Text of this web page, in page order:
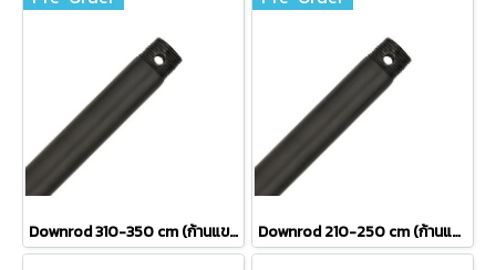
Downrod 310-350 cm (ก้านแขวนพัดลม ความยาว 310-350 เซนติเมตร) Downrod 210-250 cm (ก้านแขวนพัดลม ความยาว 210-250 เซนติเมตร)